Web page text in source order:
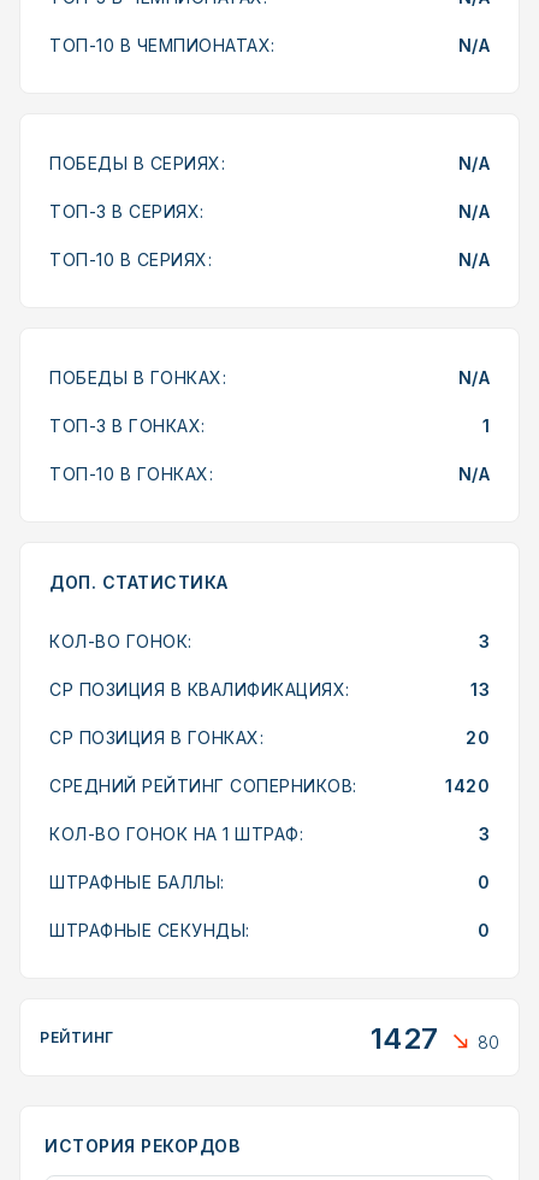
ТОП-10 В ЧЕМПИОНАТАХ: N/A
ПОБЕДЫ В СЕРИЯХ: N/A
ТОП-3 В СЕРИЯХ: N/A
ТОП-10 В СЕРИЯХ: N/A
ПОБЕДЫ В ГОНКАХ: N/A
ТОП-3 В ГОНКАХ: 1
ТОП-10 В ГОНКАХ: N/A
ДОП. СТАТИСТИКА
КОЛ-ВО ГОНОК: 3
СР ПОЗИЦИЯ В КВАЛИФИКАЦИЯХ: 13
СР ПОЗИЦИЯ В ГОНКАХ: 20
СРЕДНИЙ РЕЙТИНГ СОПЕРНИКОВ: 1420
КОЛ-ВО ГОНОК НА 1 ШТРАФ: 3
ШТРАФНЫЕ БАЛЛЫ: 0
ШТРАФНЫЕ СЕКУНДЫ: 0
РЕЙТИНГ 1427 80
ИСТОРИЯ РЕКОРДОВ